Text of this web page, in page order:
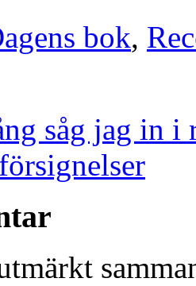
bok,
såg jag in i